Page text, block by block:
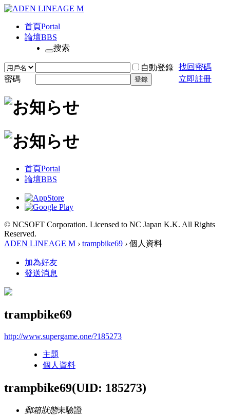
首頁Portal
論壇BBS
搜索
自動登錄 找回密碼
密碼
登錄 立即註冊
首頁Portal
論壇BBS
© NCSOFT Corporation. Licensed to NC Japan K.K. All Rights
Reserved.
ADEN LINEAGE M › trampbike69 › 個人資料
加為好友
發送消息
trampbike69
http://www.supergame.one/?185273
主題
個人資料
trampbike69(UID: 185273)
郵箱狀態未驗證